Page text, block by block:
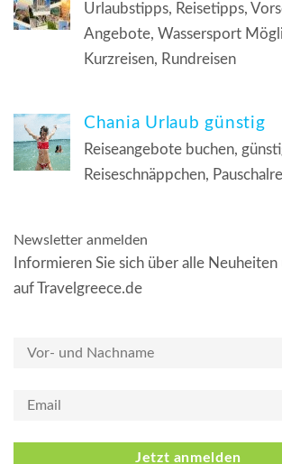
Urlaubstipps, Reisetipps,
Angebote, Wassersport
Kurzreisen, Rundreisen
Chania Urlaub günstig
Reiseangebote buchen,
Reiseschnäppchen,
Newsletter anmelden
Informieren Sie sich über alle
auf Travelgreece.de
Jetzt anmelden